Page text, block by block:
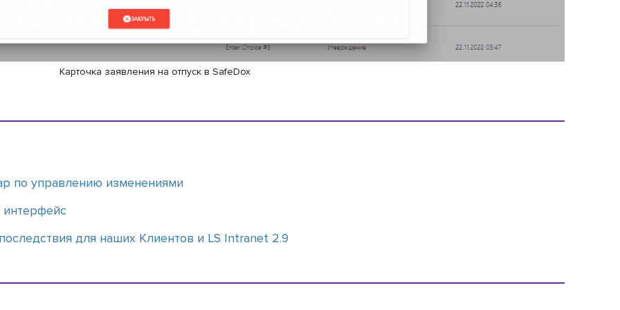
Карточка заявления на отпуск в SafeDox
по управлению изменениями
для наших Клиентов и LS Intranet 2.9